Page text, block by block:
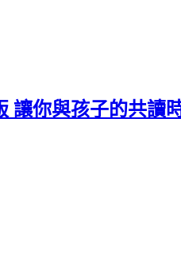
讓你與孩子的共讀